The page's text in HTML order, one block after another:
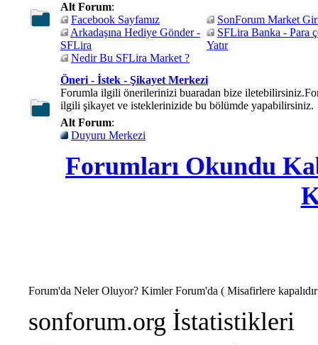
Alt Forum:
Facebook Sayfamız
SonForum Market
Arkadaşına Hediye Gönder -
SFLira
SFLira Banka - Para
Yatır
Nedir Bu SFLira Market ?
Öneri - İstek - Şikayet Merkezi
Forumla ilgili önerilerinizi buaradan bize
ilgili şikayet ve isteklerinizide bu bölümde yapabilirsiniz.
Alt Forum:
Duyuru Merkezi
Forumları Okundu
Forum'da Neler Oluyor? Kimler Forum'da ( Misafirlere
sonforum.org İstatistikleri